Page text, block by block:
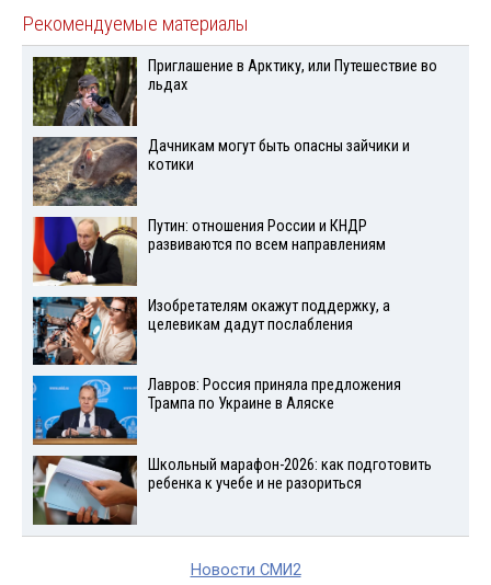
Рекомендуемые материалы
Приглашение в Арктику, или Путешествие во
льдах
Дачникам могут быть опасны зайчики и
котики
Путин: отношения России и КНДР
развиваются по всем направлениям
Изобретателям окажут поддержку, а
целевикам дадут послабления
Лавров: Россия приняла предложения
Трампа по Украине в Аляске
Школьный марафон-2026: как подготовить
ребенка к учебе и не разориться
Новости СМИ2